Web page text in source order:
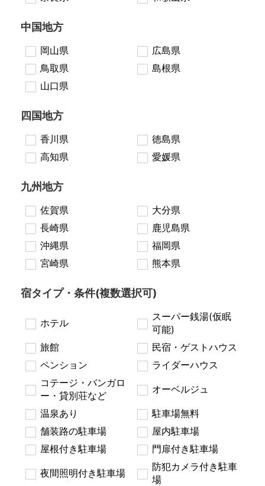
中国地方
岡山県
広島県
鳥取県
島根県
山口県
四国地方
香川県
徳島県
高知県
愛媛県
九州地方
佐賀県
大分県
長崎県
鹿児島県
沖縄県
福岡県
宮崎県
熊本県
宿タイプ・条件(複数選択可)
ホテル
スーパー銭湯(仮眠
可能)
旅館
民宿・ゲストハウス
ペンション
ライダーハウス
コテージ・バンガロ
ー・貸別荘など
オーベルジュ
温泉あり
駐車場無料
舗装路の駐車場
屋内駐車場
屋根付き駐車場
門扉付き駐車場
夜間照明付き駐車場
防犯カメラ付き駐車
場